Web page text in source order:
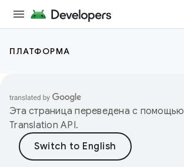
ПЛАТФОРМА
Эта страница переведена с помощью
Translation API.